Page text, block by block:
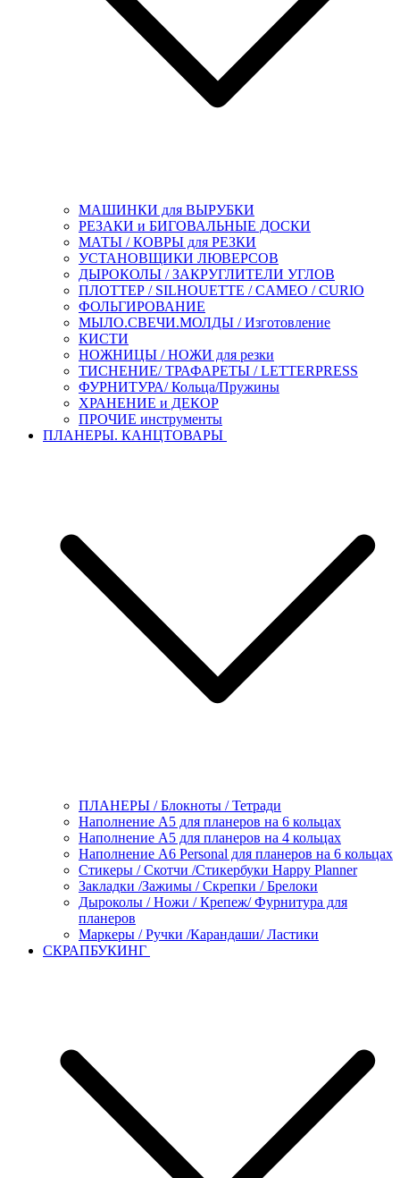
МАШИНКИ для ВЫРУБКИ
РЕЗАКИ и БИГОВАЛЬНЫЕ ДОСКИ
МАТЫ / КОВРЫ для РЕЗКИ
УСТАНОВЩИКИ ЛЮВЕРСОВ
ДЫРОКОЛЫ / ЗАКРУГЛИТЕЛИ УГЛОВ
ПЛОТТЕР / SILHOUETTE / CAMEO / CURIO
ФОЛЬГИРОВАНИЕ
МЫЛО.СВЕЧИ.МОЛДЫ / Изготовление
КИСТИ
НОЖНИЦЫ / НОЖИ для резки
ТИСНЕНИЕ/ ТРАФАРЕТЫ / LETTERPRESS
ФУРНИТУРА/ Кольца/Пружины
ХРАНЕНИЕ и ДЕКОР
ПРОЧИЕ инструменты
ПЛАНЕРЫ. КАНЦТОВАРЫ
ПЛАНЕРЫ / Блокноты / Тетради
Наполнение А5 для планеров на 6 кольцах
Наполнение А5 для планеров на 4 кольцах
Наполнение А6 Personal для планеров на 6 кольцах
Стикеры / Скотчи /Стикербуки Happy Planner
Закладки /Зажимы / Скрепки / Брелоки
Дыроколы / Ножи / Крепеж/ Фурнитура для
планеров
Маркеры / Ручки /Карандаши/ Ластики
СКРАПБУКИНГ